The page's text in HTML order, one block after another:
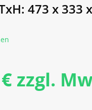
473 x 333
zzgl.